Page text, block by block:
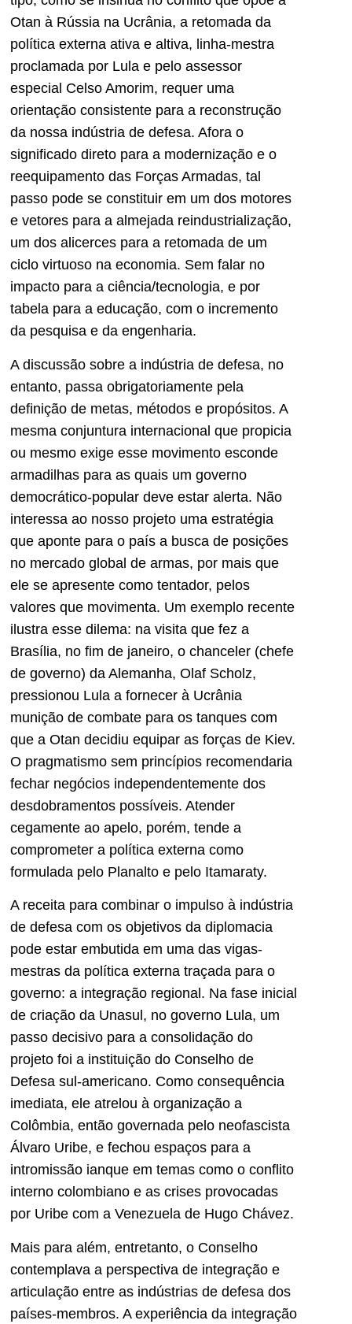
Otan à Rússia na Ucrânia, a retomada da
política externa ativa e altiva, linha-mestra
proclamada por Lula e pelo assessor
especial Celso Amorim, requer uma
orientação consistente para a reconstrução
da nossa indústria de defesa. Afora o
significado direto para a modernização e o
reequipamento das Forças Armadas, tal
passo pode se constituir em um dos motores
e vetores para a almejada reindustrialização,
um dos alicerces para a retomada de um
ciclo virtuoso na economia. Sem falar no
impacto para a ciência/tecnologia, e por
tabela para a educação, com o incremento
da pesquisa e da engenharia.
A discussão sobre a indústria de defesa, no
entanto, passa obrigatoriamente pela
definição de metas, métodos e propósitos. A
mesma conjuntura internacional que propicia
ou mesmo exige esse movimento esconde
armadilhas para as quais um governo
democrático-popular deve estar alerta. Não
interessa ao nosso projeto uma estratégia
que aponte para o país a busca de posições
no mercado global de armas, por mais que
ele se apresente como tentador, pelos
valores que movimenta. Um exemplo recente
ilustra esse dilema: na visita que fez a
Brasília, no fim de janeiro, o chanceler (chefe
de governo) da Alemanha, Olaf Scholz,
pressionou Lula a fornecer à Ucrânia
munição de combate para os tanques com
que a Otan decidiu equipar as forças de Kiev.
O pragmatismo sem princípios recomendaria
fechar negócios independentemente dos
desdobramentos possíveis. Atender
cegamente ao apelo, porém, tende a
comprometer a política externa como
formulada pelo Planalto e pelo Itamaraty.
A receita para combinar o impulso à indústria
de defesa com os objetivos da diplomacia
pode estar embutida em uma das vigas-
mestras da política externa traçada para o
governo: a integração regional. Na fase inicial
de criação da Unasul, no governo Lula, um
passo decisivo para a consolidação do
projeto foi a instituição do Conselho de
Defesa sul-americano. Como consequência
imediata, ele atrelou à organização a
Colômbia, então governada pelo neofascista
Álvaro Uribe, e fechou espaços para a
intromissão ianque em temas como o conflito
interno colombiano e as crises provocadas
por Uribe com a Venezuela de Hugo Chávez.
Mais para além, entretanto, o Conselho
contemplava a perspectiva de integração e
articulação entre as indústrias de defesa dos
países-membros. A experiência da integração